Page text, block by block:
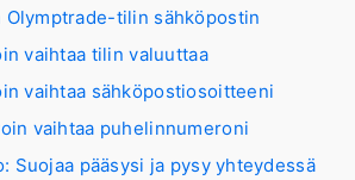
Olymptrade-tilin sähköpostin
vaihtaa tilin valuuttaa
vaihtaa sähköpostiosoitteeni
vaihtaa puhelinnumeroni
Suojaa pääsysi ja pysy yhteydessä